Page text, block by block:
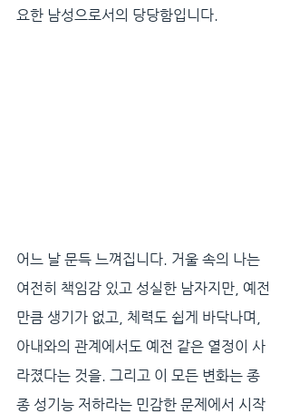
요한 남성으로서의 당당함입니다.
어느 날 문득 느껴집니다. 거울 속의 나는
여전히 책임감 있고 성실한 남자지만, 예전
만큼 생기가 없고, 체력도 쉽게 바닥나며,
아내와의 관계에서도 예전 같은 열정이 사
라졌다는 것을. 그리고 이 모든 변화는 종
종 성기능 저하라는 민감한 문제에서 시작